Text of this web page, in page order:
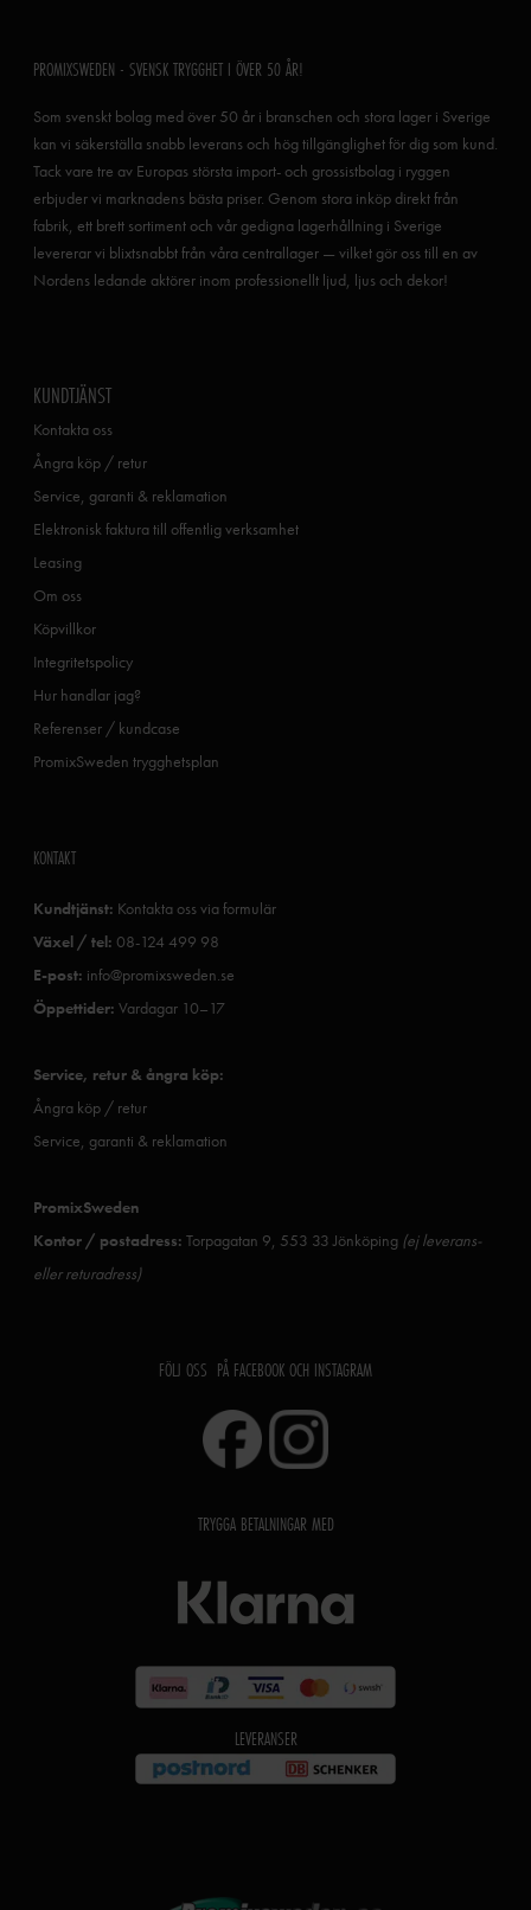
PROMIXSWEDEN - SVENSK TRYGGHET I ÖVER 50 ÅR!
Som svenskt bolag med över 50 år i branschen och stora lager i Sverige
kan vi säkerställa snabb leverans och hög tillgänglighet för dig som kund.
Tack vare tre av Europas största import- och grossistbolag i ryggen
erbjuder vi marknadens bästa priser. Genom stora inköp direkt från
fabrik, ett brett sortiment och vår gedigna lagerhållning i Sverige
levererar vi blixtsnabbt från våra centrallager — vilket gör oss till en av
Nordens ledande aktörer inom professionellt ljud, ljus och dekor!
KUNDTJÄNST
Kontakta oss
Ångra köp / retur
Service, garanti & reklamation
Elektronisk faktura till offentlig verksamhet
Leasing
Om oss
Köpvillkor
Integritetspolicy
Hur handlar jag?
Referenser / kundcase
PromixSweden trygghetsplan
KONTAKT
Kundtjänst: Kontakta oss via formulär
Växel / tel: 08-124 499 98
E-post: info@promixsweden.se
Öppettider: Vardagar 10–17
Service, retur & ångra köp:
Ångra köp / retur
Service, garanti & reklamation
PromixSweden
Kontor / postadress: Torpagatan 9, 553 33 Jönköping (ej leverans-
eller returadress)
FÖLJ OSS PÅ FACEBOOK OCH INSTAGRAM
TRYGGA BETALNINGAR MED
LEVERANSER